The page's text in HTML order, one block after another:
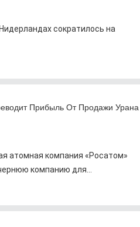
сократилось на
Прибыль От Продажи Урана
атомная компания «Росатом»
компанию для...